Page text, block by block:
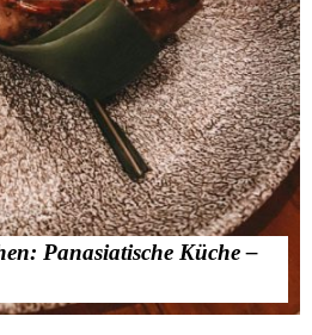
Panasiatische Küche –